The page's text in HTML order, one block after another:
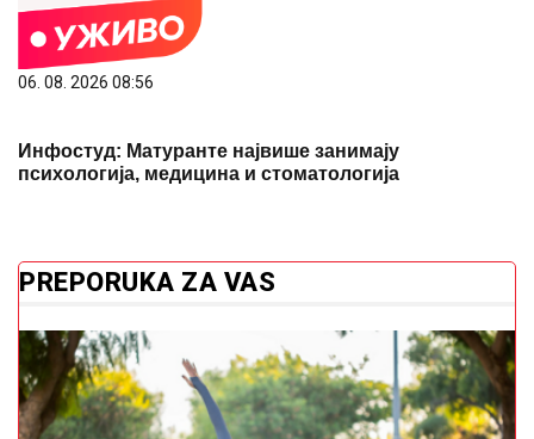
06. 08. 2026 08:56
Инфостуд: Матуранте највише занимају
психологија, медицина и стоматологија
PREPORUKA ZA VAS